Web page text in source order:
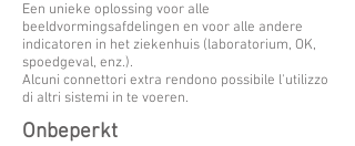
Een unieke oplossing voor alle
beeldvormingsafdelingen en voor alle andere
indicatoren in het ziekenhuis (laboratorium, OK,
spoedgeval, enz.).
Alcuni connettori extra rendono possibile l'utilizzo
di altri sistemi in te voeren.
Onbeperkt